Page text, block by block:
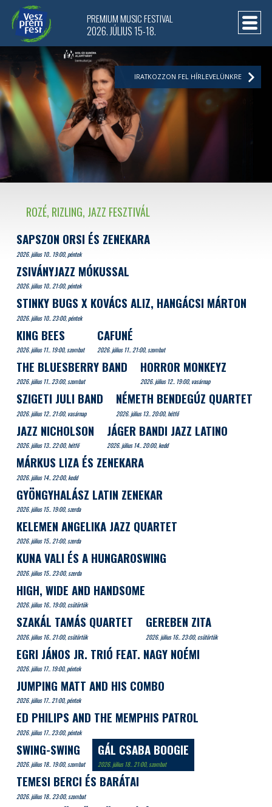
ROZÉ, RIZLING, JAZZ FESZTIVÁL
SAPSZON ORSI ÉS ZENEKARA
2026. július 10.. 19:00, péntek
ZSIVÁNYJAZZ MÓKUSSAL
2026. július 10.. 21:00, péntek
STINKY BUGS X KOVÁCS ALIZ, HANGÁCSI MÁRTON
2026. július 10.. 23:00, péntek
KING BEES
2026. július 11.. 19:00, szombat
CAFUNÉ
2026. július 11.. 21:00, szombat
THE BLUESBERRY BAND
2026. július 11.. 23:00, szombat
HORROR MONKEYZ
2026. július 12.. 19:00, vasárnap
SZIGETI JULI BAND
2026. július 12.. 21:00, vasárnap
NÉMETH BENDEGÚZ QUARTET
2026. július 13.. 20:00, hétfő
JAZZ NICHOLSON
2026. július 13.. 22:00, hétfő
JÁGER BANDI JAZZ LATINO
2026. július 14.. 20:00, kedd
MÁRKUS LIZA ÉS ZENEKARA
2026. július 14.. 22:00, kedd
GYÖNGYHALÁSZ LATIN ZENEKAR
2026. július 15.. 19:00, szerda
KELEMEN ANGELIKA JAZZ QUARTET
2026. július 15.. 21:00, szerda
KUNA VALI ÉS A HUNGAROSWING
2026. július 15.. 23:00, szerda
HIGH, WIDE AND HANDSOME
2026. július 16.. 19:00, csütörtök
SZAKÁL TAMÁS QUARTET
2026. július 16.. 21:00, csütörtök
GEREBEN ZITA
2026. július 16.. 23:00, csütörtök
EGRI JÁNOS JR. TRIÓ FEAT. NAGY NOÉMI
2026. július 17.. 19:00, péntek
JUMPING MATT AND HIS COMBO
2026. július 17.. 21:00, péntek
ED PHILIPS AND THE MEMPHIS PATROL
2026. július 17.. 23:00, péntek
SWING-SWING
2026. július 18.. 19:00, szombat
GÁL CSABA BOOGIE
2026. július 18.. 21:00, szombat
TEMESI BERCI ÉS BARÁTAI
2026. július 18.. 23:00, szombat
PREMIUM MUSIC FESTIVAL
2026. JÚLIUS 15-18.
IRATKOZZON FEL HÍRLEVELÜNKRE